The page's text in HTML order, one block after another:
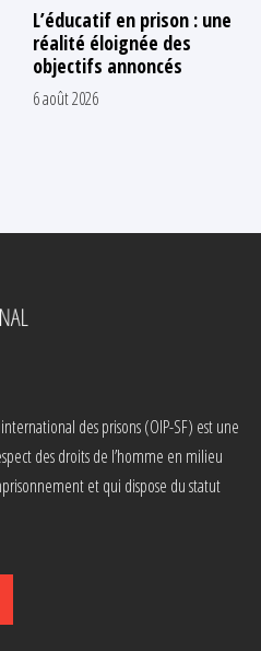
L’éducatif en prison : une
réalité éloignée des
objectifs annoncés
6 août 2026
des prisons (OIP-SF) est une
des droits de l’homme en milieu
et qui dispose du statut